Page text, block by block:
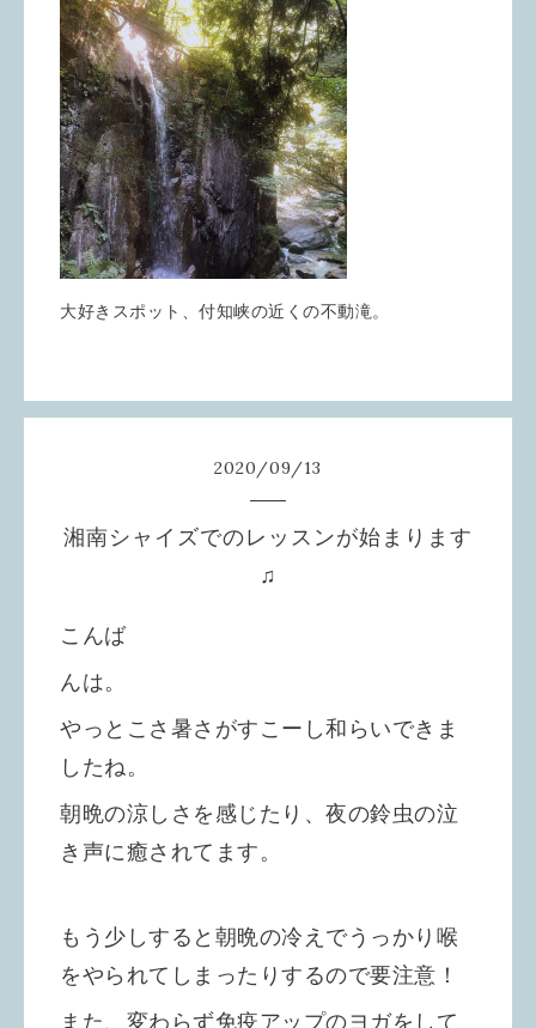
大好きスポット、付知峡の近くの不動滝。
2020/09/13
湘南シャイズでのレッスンが始まります
♫
こんば
んは。
やっとこさ暑さがすこーし和らいできま
したね。
朝晩の涼しさを感じたり、夜の鈴虫の泣
き声に癒されてます。
もう少しすると朝晩の冷えでうっかり喉
をやられてしまったりするので要注意！
また、変わらず免疫アップのヨガをして